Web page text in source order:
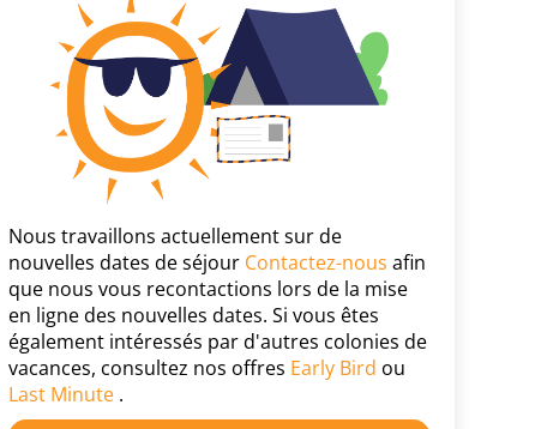
Nous travaillons actuellement sur de
nouvelles dates de séjour Contactez-nous afin
que nous vous recontactions lors de la mise
en ligne des nouvelles dates. Si vous êtes
également intéressés par d'autres colonies de
vacances, consultez nos offres Early Bird ou
Last Minute .